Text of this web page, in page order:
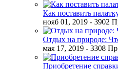
Как поставить
нояб 01, 2019 - 3902
Отдых на природе:
мая 17, 2019 - 3308
Приобретение